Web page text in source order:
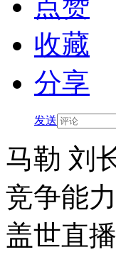
收藏
分享
发送
马勒 刘
竞争能
盖世直播